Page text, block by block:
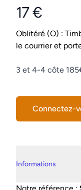
Product
17 €
Conditions
Oblitéré (O) :
le courrier et
Description
3 et 4-4 côte
Connectez-
Informations